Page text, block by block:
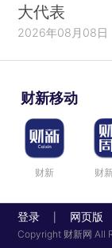
大代表
2026年08月08日
财新移动
财新 财
登录 网页版
Copyright 财新网 All